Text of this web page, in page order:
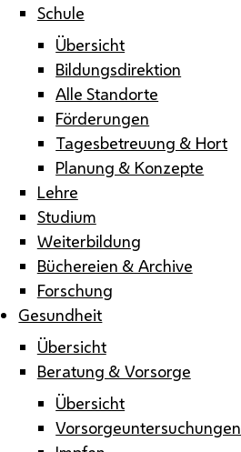
Schule
Übersicht
Bildungsdirektion
Alle Standorte
Förderungen
Tagesbetreuung & Hort
Planung & Konzepte
Lehre
Studium
Weiterbildung
Büchereien & Archive
Forschung
Gesundheit
Übersicht
Beratung & Vorsorge
Übersicht
Vorsorgeuntersuchungen